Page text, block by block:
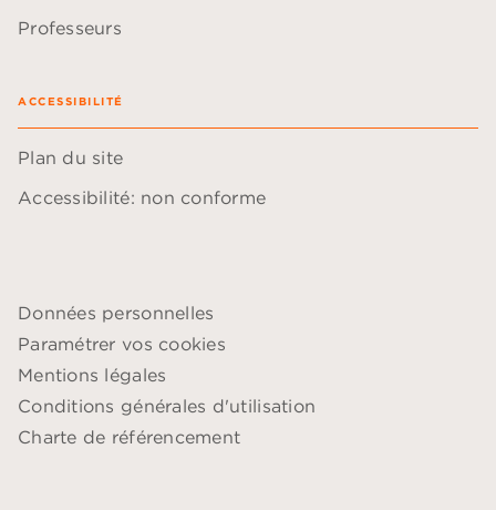
Professeurs
ACCESSIBILITÉ
Plan du site
Accessibilité: non conforme
Données personnelles
Paramétrer vos cookies
Mentions légales
Conditions générales d'utilisation
Charte de référencement